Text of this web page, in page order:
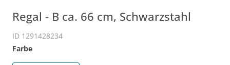
Regal - B ca. 66 cm, Schwarzstahl
ID 1291428234
Farbe